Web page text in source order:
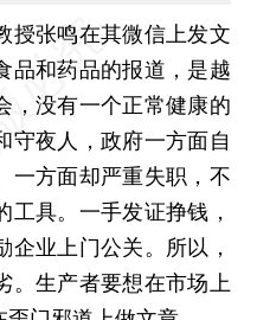
张鸣在其微信上发文
品和药品的报道，是越
，没有一个正常健康的
守夜人，政府一方面自
一方面却严重失职，不
工具。一手发证挣钱，
企业上门公关。所以，
。生产者要想在市场上